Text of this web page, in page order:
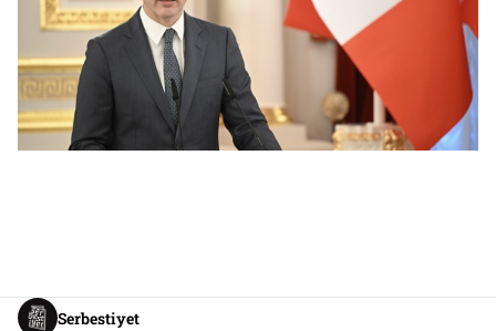
Serbestiyet